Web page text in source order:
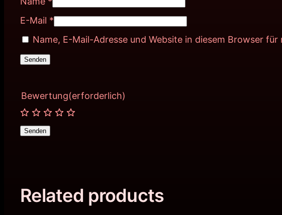
E-Mail *
Name, E-Mail-Adresse und Website in diesem Browser
Bewertung(erforderlich)
Senden
Related products